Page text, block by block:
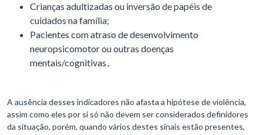
Crianças adultizadas ou inversão de papéis de
cuidados na família;
Pacientes com atraso de desenvolvimento
neuropsicomotor ou outras doenças
mentais/cognitivas .
A ausência desses indicadores não afasta a hipótese de violência,
assim como eles por si só não devem ser considerados definidores
da situação, porém, quando vários destes sinais estão presentes,